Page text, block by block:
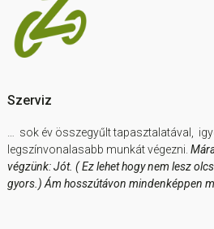
Szerviz
… sok év összegyűlt tapasztalatával,
legszínvonalasabb munkát végezni.
végzünk: Jót. ( Ez lehet hogy nem lesz
gyors.) Ám hosszútávon mindenképpen